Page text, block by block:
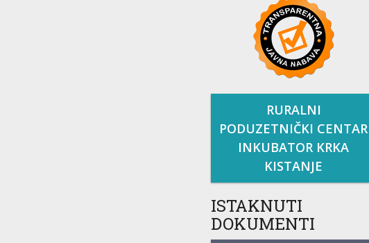
RURALNI
PODUZETNIČKI CENTAR
INKUBATOR KRKA
KISTANJE
ISTAKNUTI
DOKUMENTI